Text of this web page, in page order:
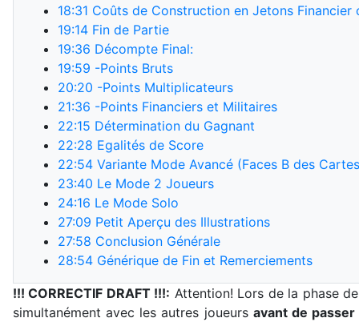
18:31 Coûts de Construction en Jetons Financier
19:14 Fin de Partie
19:36 Décompte Final:
19:59 -Points Bruts
20:20 -Points Multiplicateurs
21:36 -Points Financiers et Militaires
22:15 Détermination du Gagnant
22:28 Egalités de Score
22:54 Variante Mode Avancé (Faces B des
23:40 Le Mode 2 Joueurs
24:16 Le Mode Solo
27:09 Petit Aperçu des Illustrations
27:58 Conclusion Générale
28:54 Générique de Fin et Remerciements
!!! CORRECTIF DRAFT !!!: Attention! Lors de la phase
simultanément avec les autres joueurs avant de